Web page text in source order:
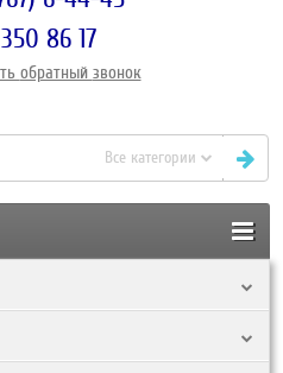
86 17
обратный звонок
Все категории